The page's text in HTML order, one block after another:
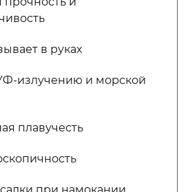
в руках
излучению и морской
плавучесть